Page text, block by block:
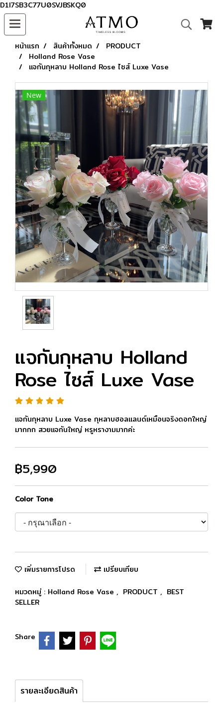
D1I7SB3C77U0SVJBSKQ0
หน้าแรก สินค้าทั้งหมด
PRODUCT
Holland Rose Vase
แจกันกุหลาบ Holland Rose ไซส์ Luxe Vase
New
แจกันกุหลาบ Holland
Rose ไซส์ Luxe Vase
แจกันกุหลาบ Luxe Vase กุหลาบฮอลแลนด์เหมือนจริงดอกใหญ่
มากกก สวยแจกันใหญ่ หรูหรางามมากค่ะ
฿5,990
Color Tone
เพิ่มรายการโปรด เปรียบเทียบ
หมวดหมู่ : Holland Rose Vase , PRODUCT , BEST
SELLER
Share
รายละเอียดสินค้า